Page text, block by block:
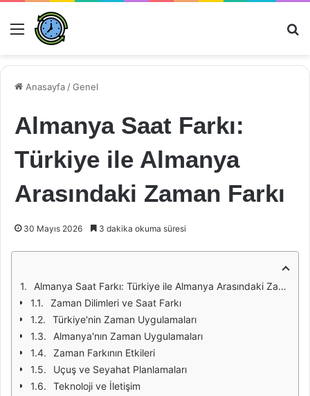
Menü
Anasayfa /Genel
Almanya Saat Farkı:
Türkiye ile Almanya
Arasındaki Zaman Farkı
30 Mayıs 2026 3 dakika okuma süresi
Almanya Saat Farkı: Türkiye ile Almanya Arasındaki Zaman Farkı
Zaman Dilimleri ve Saat Farkı
Türkiye'nin Zaman Uygulamaları
Almanya'nın Zaman Uygulamaları
Zaman Farkının Etkileri
Uçuş ve Seyahat Planlamaları
Teknoloji ve İletişim